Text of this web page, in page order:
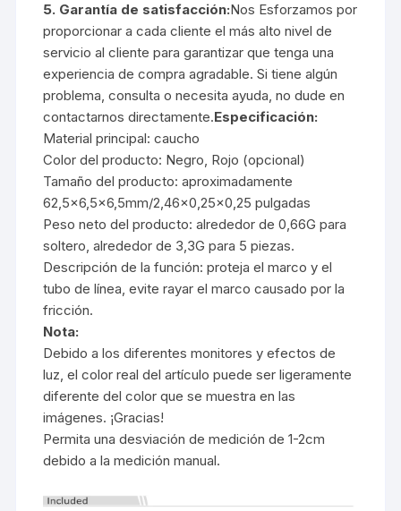
5. Garantía de satisfacción:Nos Esforzamos por
proporcionar a cada cliente el más alto nivel de
servicio al cliente para garantizar que tenga una
experiencia de compra agradable. Si tiene algún
problema, consulta o necesita ayuda, no dude en
contactarnos directamente.Especificación:
Material principal: caucho
Color del producto: Negro, Rojo (opcional)
Tamaño del producto: aproximadamente
62,5×6,5×6,5mm/2,46×0,25×0,25 pulgadas
Peso neto del producto: alrededor de 0,66G para
soltero, alrededor de 3,3G para 5 piezas.
Descripción de la función: proteja el marco y el
tubo de línea, evite rayar el marco causado por la
fricción.
Nota:
Debido a los diferentes monitores y efectos de
luz, el color real del artículo puede ser ligeramente
diferente del color que se muestra en las
imágenes. ¡Gracias!
Permita una desviación de medición de 1-2cm
debido a la medición manual.